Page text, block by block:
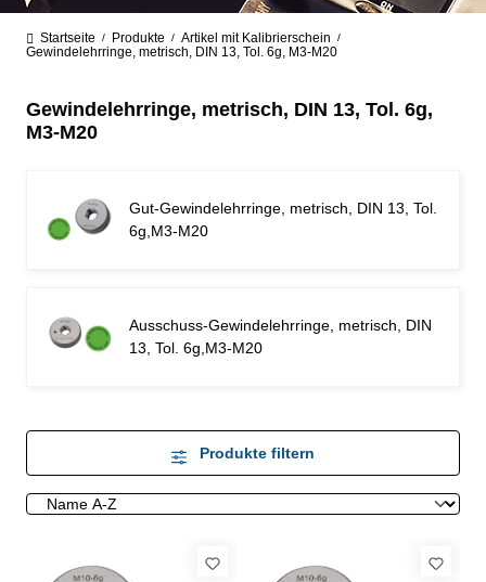
Startseite / Produkte / Artikel mit Kalibrierschein /
Gewindelehrringe, metrisch, DIN 13, Tol. 6g, M3-M20
Gewindelehrringe, metrisch, DIN 13, Tol. 6g,
M3-M20
Gut-Gewindelehrringe, metrisch, DIN 13, Tol.
6g,M3-M20
Ausschuss-Gewindelehrringe, metrisch, DIN
13, Tol. 6g,M3-M20
Produkte filtern